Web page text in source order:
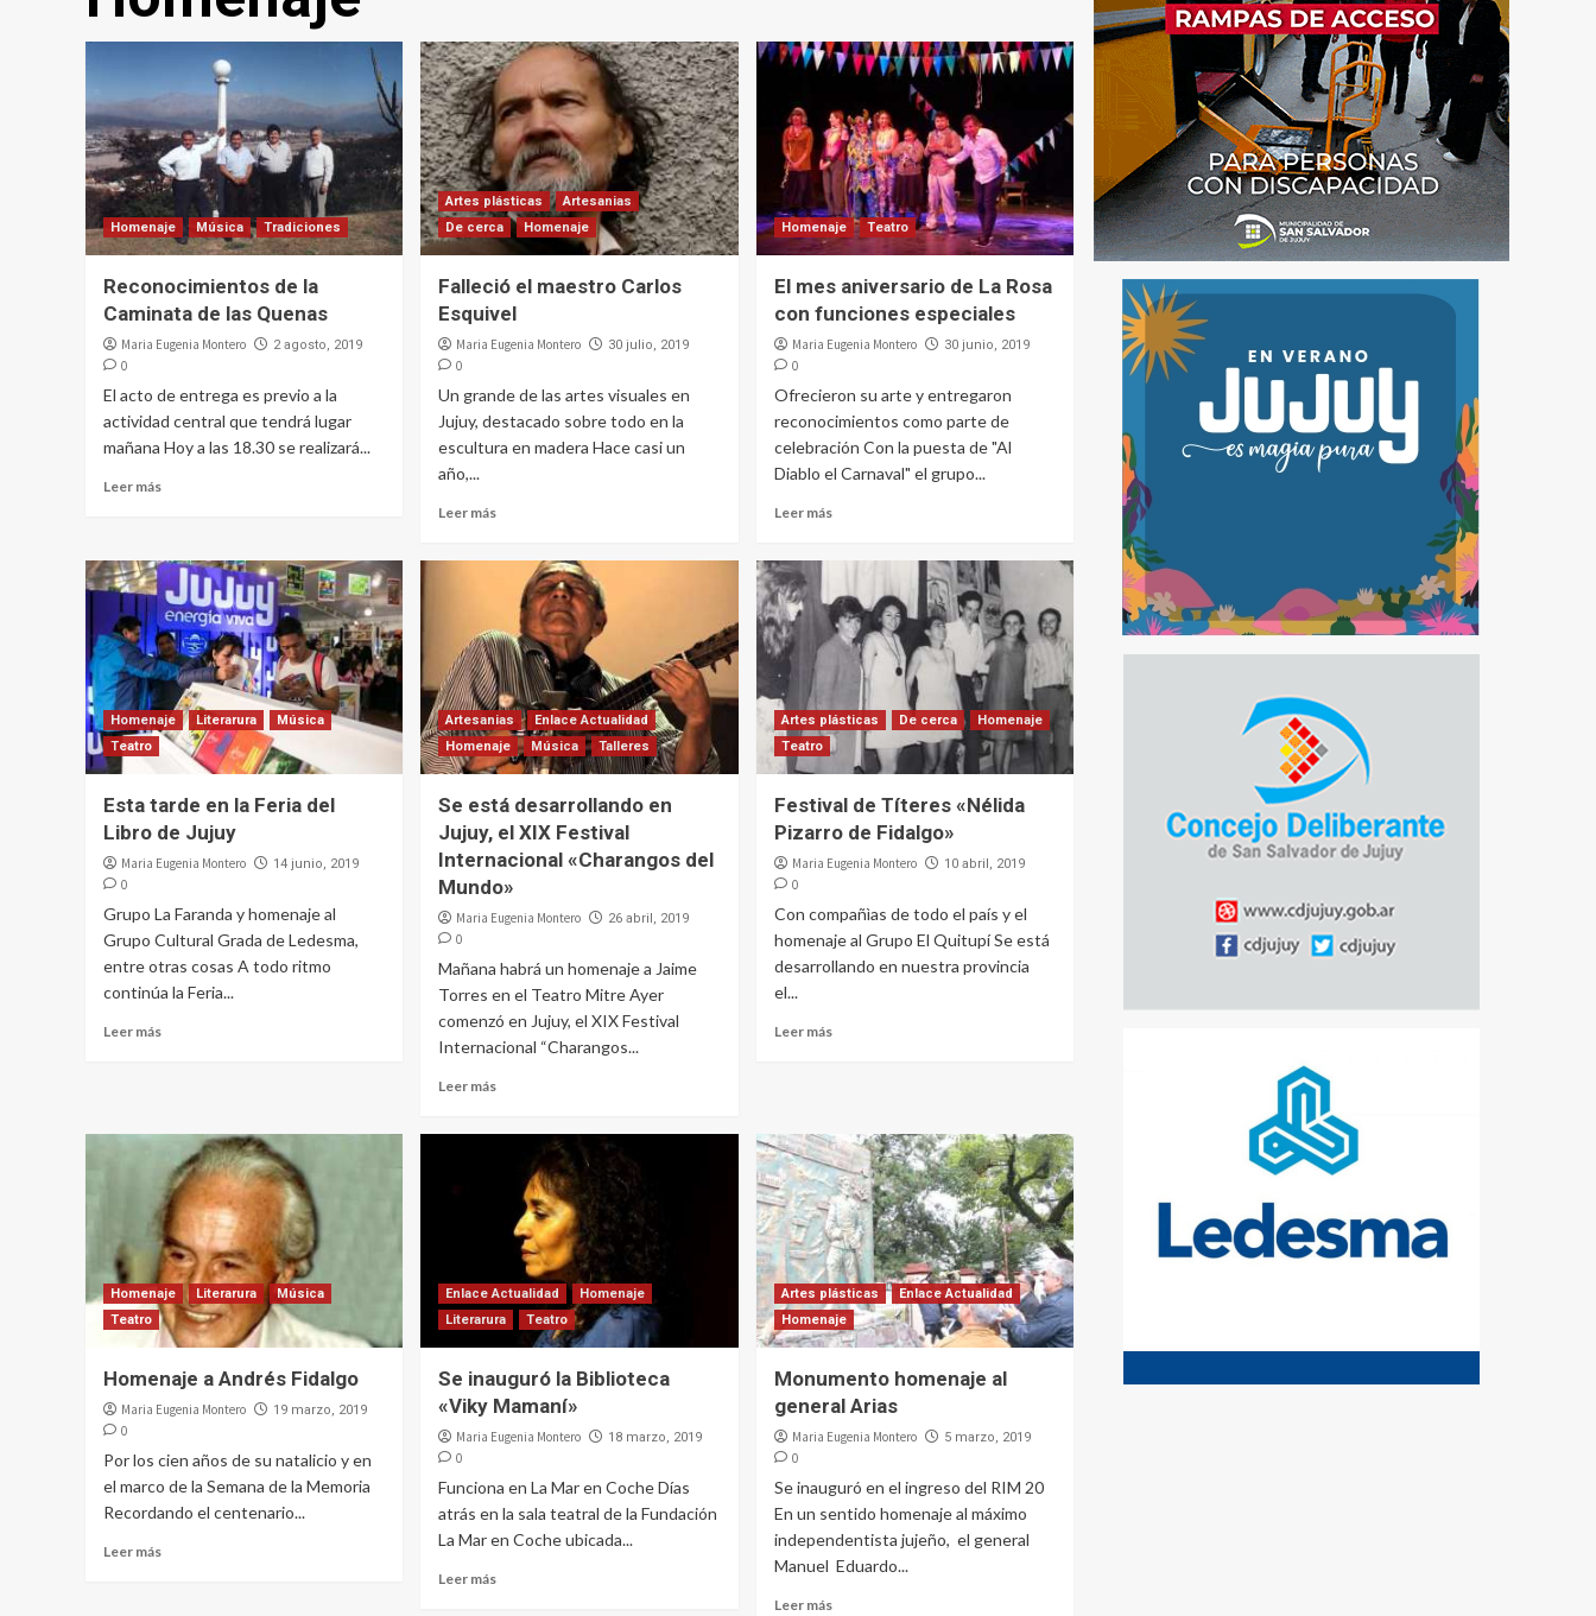
Homenaje Música Tradiciones
Reconocimientos de la
Caminata de las Quenas
Maria Eugenia Montero 2 agosto, 2019
0
El acto de entrega es previo a la
actividad central que tendrá lugar
mañana Hoy a las 18.30 se realizará...
Leer más
Artes plásticas
Artesanias
De cerca
Homenaje
Falleció el maestro Carlos
Esquivel
Maria Eugenia Montero 30 julio, 2019
0
Un grande de las artes visuales en
Jujuy, destacado sobre todo en la
escultura en madera Hace casi un
año,...
Leer más
Homenaje Teatro
El mes aniversario de La Rosa
con funciones especiales
Maria Eugenia Montero 30 junio, 2019
0
Ofrecieron su arte y entregaron
reconocimientos como parte de
celebración Con la puesta de "Al
Diablo el Carnaval" el grupo...
Leer más
Homenaje Literarura
Música
Teatro
Esta tarde en la Feria del
Libro de Jujuy
Maria Eugenia Montero 14 junio, 2019
0
Grupo La Faranda y homenaje al
Grupo Cultural Grada de Ledesma,
entre otras cosas A todo ritmo
continúa la Feria...
Leer más
Artesanias
Enlace Actualidad
Homenaje
Música Talleres
Se está desarrollando en
Jujuy, el XIX Festival
Internacional «Charangos del
Mundo»
Maria Eugenia Montero 26 abril, 2019
0
Mañana habrá un homenaje a Jaime
Torres en el Teatro Mitre Ayer
comenzó en Jujuy, el XIX Festival
Internacional “Charangos...
Leer más
Artes plásticas De cerca
Homenaje
Teatro
Festival de Títeres «Nélida
Pizarro de Fidalgo»
Maria Eugenia Montero 10 abril, 2019
0
Con compañìas de todo el país y el
homenaje al Grupo El Quitupí Se está
desarrollando en nuestra provincia
el...
Leer más
Homenaje Literarura
Música
Teatro
Homenaje a Andrés Fidalgo
Maria Eugenia Montero 19 marzo, 2019
0
Por los cien años de su natalicio y en
el marco de la Semana de la Memoria
Recordando el centenario...
Leer más
Enlace Actualidad
Homenaje
Literarura
Teatro
Se inauguró la Biblioteca
«Viky Mamaní»
Maria Eugenia Montero 18 marzo, 2019
0
Funciona en La Mar en Coche Días
atrás en la sala teatral de la Fundación
La Mar en Coche ubicada...
Leer más
Artes plásticas
Enlace Actualidad
Homenaje
Monumento homenaje al
general Arias
Maria Eugenia Montero 5 marzo, 2019
0
Se inauguró en el ingreso del RIM 20
En un sentido homenaje al máximo
independentista jujeño, el general
Manuel Eduardo...
Leer más